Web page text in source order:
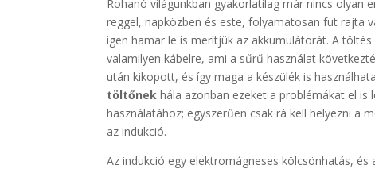
Rohanó világunkban gyakorlatilag már nincs olyan
reggel, napközben és este, folyamatosan fut rajta
igen hamar le is merítjük az akkumulátorát. A
valamilyen kábelre, ami a sűrű használat
után kikopott, és így maga a készülék is
töltőnek hála azonban ezeket a problémákat el is
használatához; egyszerűen csak rá kell helyezni a
az indukció.
Az indukció egy elektromágneses kölcsönhatás,